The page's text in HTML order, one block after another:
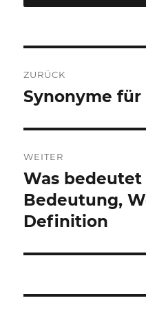
ZURÜCK
Vorheriger
Synonyme für
WEITER
Nächster
Beitrag:
Was bedeutet
Bedeutung,
Definition